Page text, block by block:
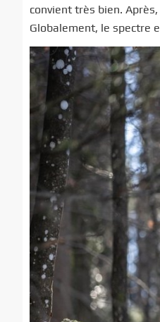
convient très bien.
Globalement, le spectre